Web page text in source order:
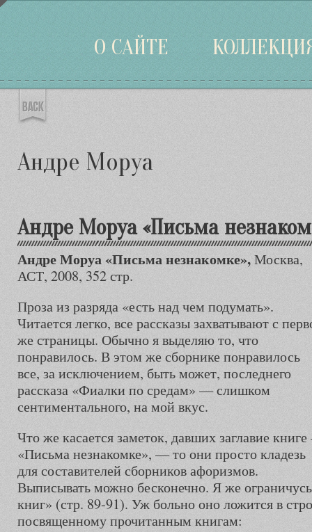
О САЙТЕ
Андре Моруа
Андре Моруа «Письма
Андре Моруа «Письма незнакомке»,Москва,
АСТ, 2008, 352 стр.
Проза из разряда «есть над чем подумать».
Читается легко, все рассказы захватывают с
же страницы. Обычно я выделяю то, что
понравилось. В этом же сборнике понравилось
все, за исключением, быть может, последнего
рассказа «Фиалки по средам» — слишком
сентиментального, на мой вкус.
Что же касается заметок, давших заглавие книге
«Письма незнакомке», — то они просто кладезь
для составителей сборников афоризмов.
Выписывать можно бесконечно. Я же
книг» (стр. 89-91). Уж больно оно ложится в
посвященному прочитанным книгам: